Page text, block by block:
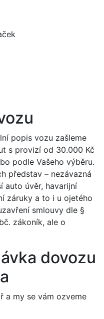
popis vozu zašleme
s provizí od 30.000 Kč
podle Vašeho výběru.
představ – nezávazná
auto úvěr, havarijní
záruky a to i u ojetého
smlouvy dle §
zákoník, ale o
dovozu
a my se vám ozveme